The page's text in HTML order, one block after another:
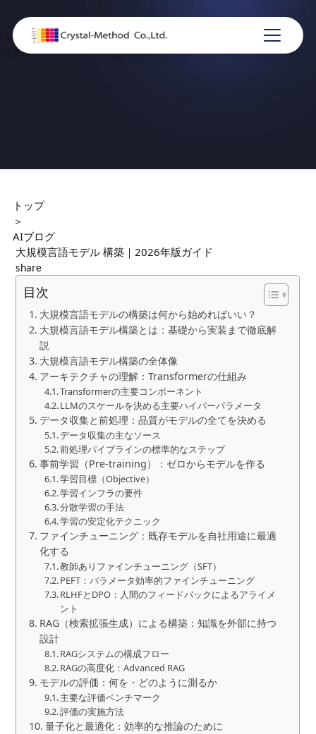
blog
AIブログ
トップ
＞
AIブログ
大規模言語モデル 構築｜2026年版ガイド
share
目次
大規模言語モデルの構築は何から始めればいい？
大規模言語モデル構築とは：基礎から実装まで徹底解
説
大規模言語モデル構築の全体像
アーキテクチャの理解：Transformerの仕組み
Transformerの主要コンポーネント
LLMのスケールを決める主要ハイパーパラメータ
データ収集と前処理：品質がモデルの全てを決める
データ収集の主なソース
前処理パイプラインの標準的なステップ
事前学習（Pre-training）：ゼロからモデルを作る
学習目標（Objective）
学習インフラの要件
分散学習の手法
学習の安定化テクニック
ファインチューニング：既存モデルを自社用途に最適
化する
教師ありファインチューニング（SFT）
PEFT：パラメータ効率的ファインチューニング
RLHFとDPO：人間のフィードバックによるアライメ
ント
RAG（検索拡張生成）による構築：知識を外部に持つ
設計
RAGシステムの構成フロー
RAGの高度化：Advanced RAG
モデルの評価：何を・どのように測るか
主要な評価ベンチマーク
評価の実施方法
量子化と最適化：効率的な推論のために